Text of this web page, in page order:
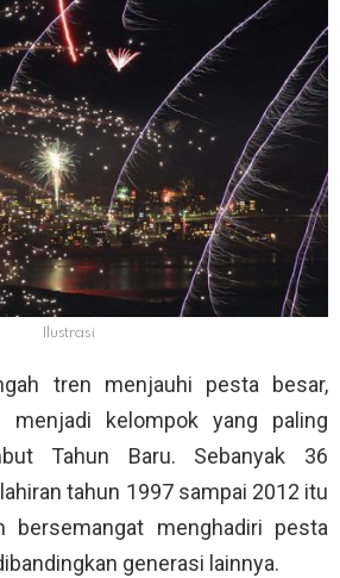
Ilustrasi
tren menjauhi pesta besar,
menjadi kelompok yang paling
Tahun Baru. Sebanyak 36
tahun 1997 sampai 2012 itu
bersemangat menghadiri pesta
generasi lainnya.